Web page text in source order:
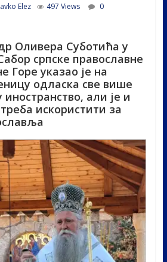
Elez 497 Views
0
Оливера Суботића у
српске православне
Горе указао је на
одласка све више
али је и
искористити за